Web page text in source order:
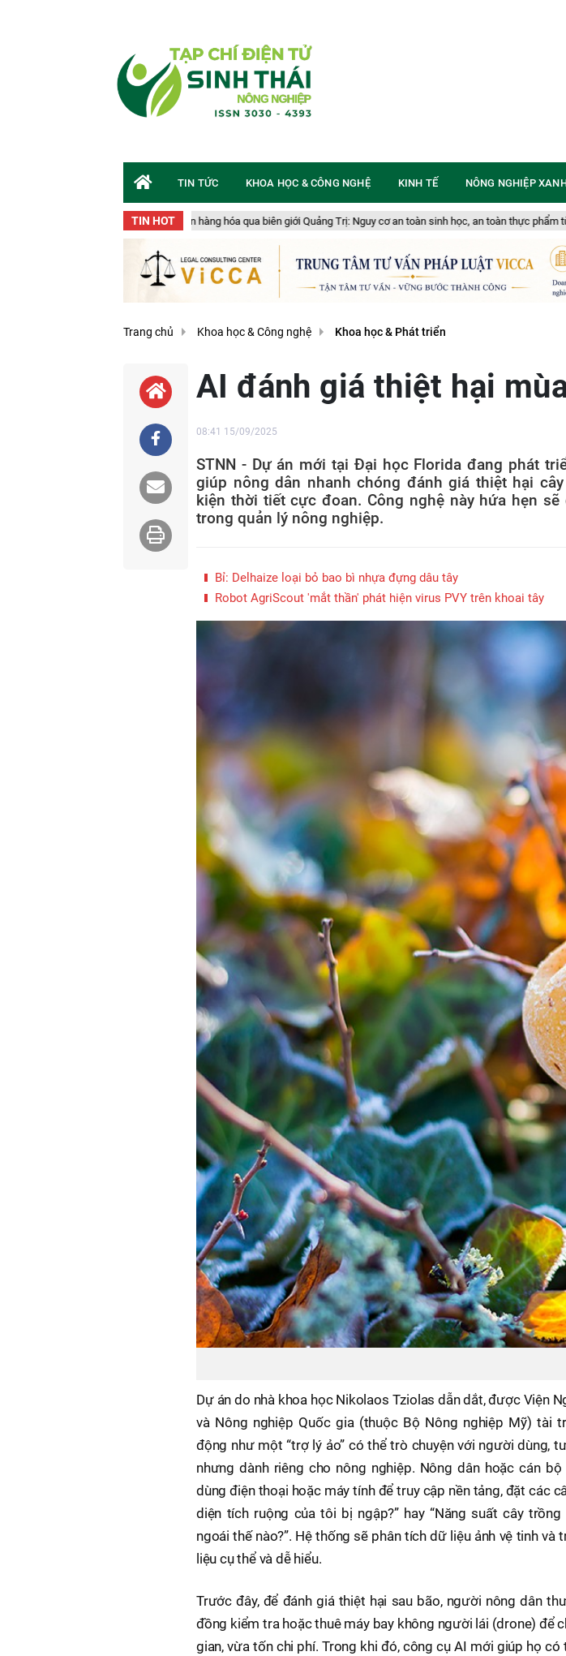
TIN HOT
chuyển gần 50 tấn hàng hóa qua biên giới Quảng Trị: Nguy cơ an toàn sinh học, an toàn thực phẩm từ sản phẩm động vật
TIN TỨC KHOA HỌC & CÔNG NGHỆ KINH TẾ NÔNG NGHIỆP
Trang chủ Khoa học & Công nghệ Khoa học & Phát triển
AI đánh giá thiệt hại
08:41 15/09/2025
STNN - Dự án mới tại Đại học Florida đang phát
giúp nông dân nhanh chóng đánh giá thiệt hại
kiện thời tiết cực đoan. Công nghệ này hứa hẹn
trong quản lý nông nghiệp.
Bỉ: Delhaize loại bỏ bao bì nhựa đựng dâu tây
Robot AgriScout 'mắt thần' phát hiện virus PVY trên khoai tây
Dự án do nhà khoa học Nikolaos Tziolas dẫn dắt, được Viện
và Nông nghiệp Quốc gia (thuộc Bộ Nông nghiệp Mỹ) tài
động như một “trợ lý ảo” có thể trò chuyện với người dùng,
nhưng dành riêng cho nông nghiệp. Nông dân hoặc cán
dùng điện thoại hoặc máy tính để truy cập nền tảng, đặt các
diện tích ruộng của tôi bị ngập?” hay “Năng suất cây
ngoái thế nào?”. Hệ thống sẽ phân tích dữ liệu ảnh vệ tinh và
liệu cụ thể và dễ hiểu.
Trước đây, để đánh giá thiệt hại sau bão, người nông dân
đồng kiểm tra hoặc thuê máy bay không người lái (drone) để
gian, vừa tốn chi phí. Trong khi đó, công cụ AI mới giúp họ có